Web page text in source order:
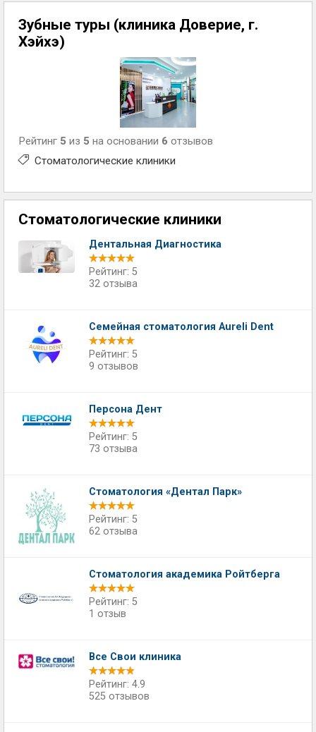
Зубные туры (клиника Доверие, г.
Хэйхэ)
Рейтинг 5 из 5 на основании 6 отзывов
Стоматологические клиники
Стоматологические клиники
Дентальная Диагностика
Рейтинг: 5
32 отзыва
Cемейная стоматология Aureli Dent
Рейтинг: 5
9 отзывов
Персона Дент
Рейтинг: 5
73 отзыва
Стоматология «Дентал Парк»
Рейтинг: 5
62 отзыва
Стоматология академика Ройтберга
Рейтинг: 5
1 отзыв
Все Свои клиника
Рейтинг: 4.9
525 отзывов